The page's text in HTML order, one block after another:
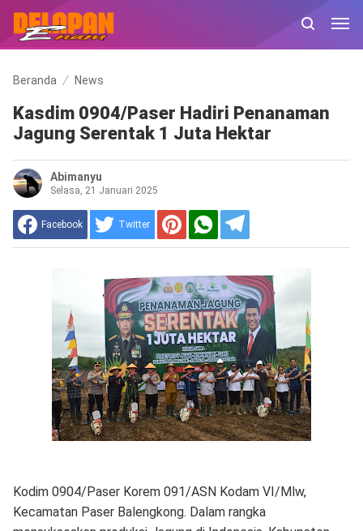
Beranda News
Kasdim 0904/Paser Hadiri Penanaman
Jagung Serentak 1 Juta Hektar
Abimanyu
Selasa, 21 Januari 2025
Facebook Twitter
Kodim 0904/Paser Korem 091/ASN Kodam VI/Mlw,
Kecamatan Paser Balengkong. Dalam rangka